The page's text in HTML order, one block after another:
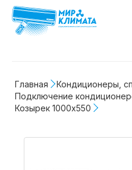
Главная
Кондиционеры,
Подключение
Козырек 1000х550